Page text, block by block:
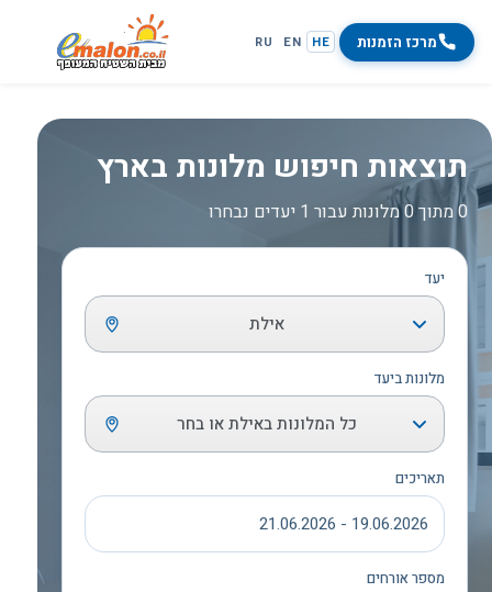
מרכז הזמנות HE
EN
RU
תוצאות חיפוש מלונות בארץ
0 מתוך 0 מלונות עבור 1 יעדים נבחרו
יעד
אילת
מלונות ביעד
כל המלונות באילת או בחר
תאריכים
19.06.2026 - 21.06.2026
מספר אורחים